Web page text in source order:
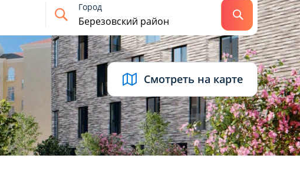
Город
Найти
Смотреть на карте